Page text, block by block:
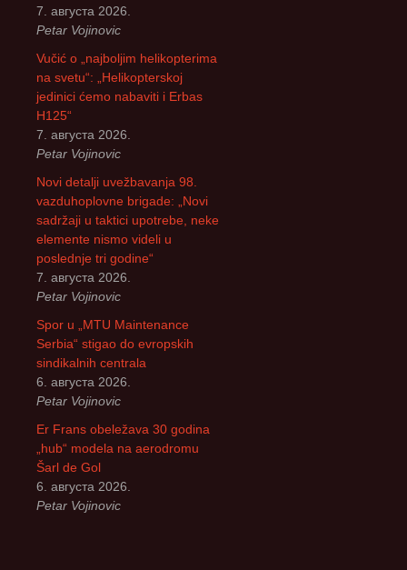
7. августа 2026.
Petar Vojinovic
Vučić o „najboljim helikopterima
na svetu“: „Helikopterskoj
jedinici ćemo nabaviti i Erbas
H125“
7. августа 2026.
Petar Vojinovic
Novi detalji uvežbavanja 98.
vazduhoplovne brigade: „Novi
sadržaji u taktici upotrebe, neke
elemente nismo videli u
poslednje tri godine“
7. августа 2026.
Petar Vojinovic
Spor u „MTU Maintenance
Serbia“ stigao do evropskih
sindikalnih centrala
6. августа 2026.
Petar Vojinovic
Er Frans obeležava 30 godina
„hub“ modela na aerodromu
Šarl de Gol
6. августа 2026.
Petar Vojinovic